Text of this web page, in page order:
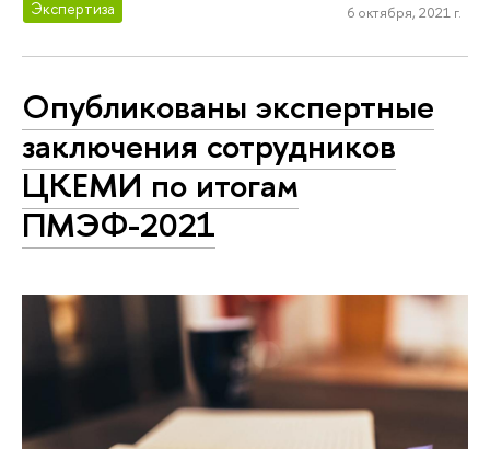
Экспертиза 6 октября, 2021 г.
Опубликованы экспертные
заключения сотрудников
ЦКЕМИ по итогам
ПМЭФ-2021